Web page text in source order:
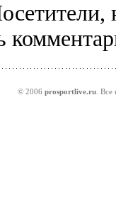
© 2006prosportlive.ru .